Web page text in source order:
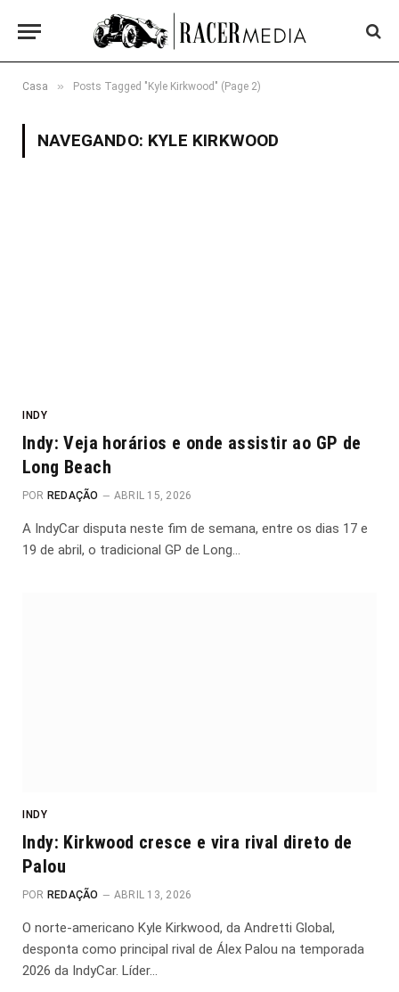
Casa » Posts Tagged "Kyle Kirkwood" (Page 2)
NAVEGANDO: KYLE KIRKWOOD
INDY
Indy: Veja horários e onde assistir ao GP de
Long Beach
POR REDAÇÃO ABRIL 15, 2026
A IndyCar disputa neste fim de semana, entre os dias 17 e
19 de abril, o tradicional GP de Long…
INDY
Indy: Kirkwood cresce e vira rival direto de
Palou
POR REDAÇÃO ABRIL 13, 2026
O norte-americano Kyle Kirkwood, da Andretti Global,
desponta como principal rival de Álex Palou na temporada
2026 da IndyCar. Líder…